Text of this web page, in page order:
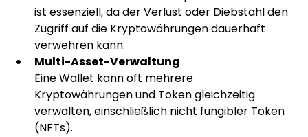
ist essenziell, da der Verlust oder Diebstahl den
Zugriff auf die Kryptowährungen dauerhaft
verwehren kann.
Multi-Asset-Verwaltung
Eine Wallet kann oft mehrere
Kryptowährungen und Token gleichzeitig
verwalten, einschließlich nicht fungibler Token
(NFTs).